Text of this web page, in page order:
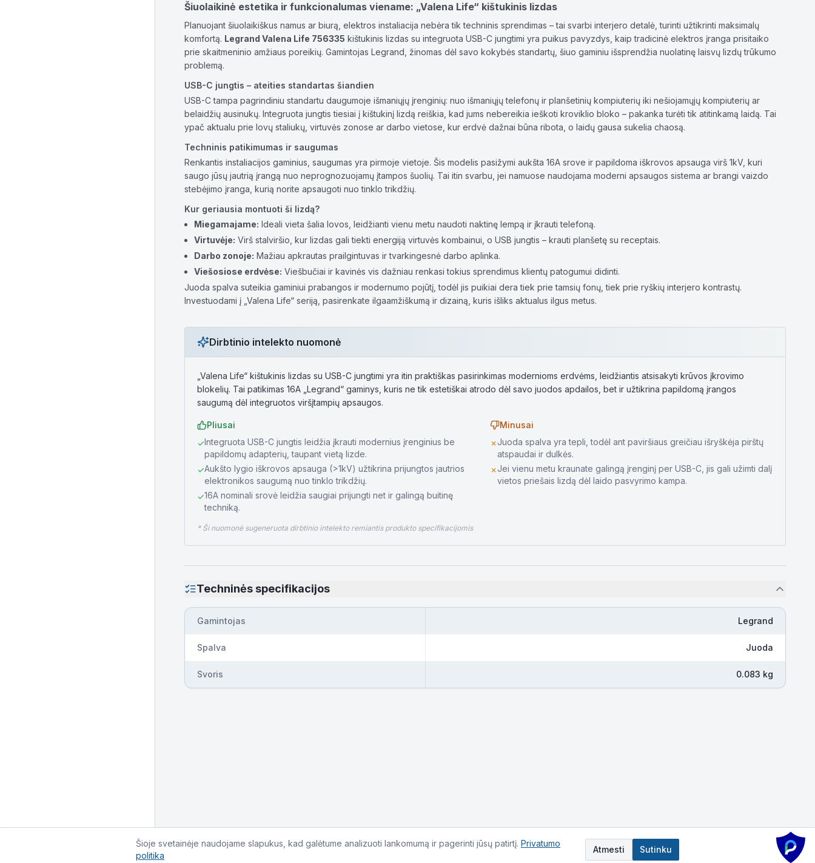
Šiuolaikinė estetika ir funkcionalumas viename: „Valena Life“ kištukinis lizdas
Planuojant šiuolaikiškus namus ar biurą, elektros instaliacija nebėra tik techninis sprendimas – tai svarbi interjero detalė, turinti užtikrinti maksimalų
komfortą. Legrand Valena Life 756335 kištukinis lizdas su integruota USB-C jungtimi yra puikus pavyzdys, kaip tradicinė elektros įranga prisitaiko
prie skaitmeninio amžiaus poreikių. Gamintojas Legrand, žinomas dėl savo kokybės standartų, šiuo gaminiu išsprendžia nuolatinę laisvų lizdų trūkumo
problemą.
USB-C jungtis – ateities standartas šiandien
USB-C tampa pagrindiniu standartu daugumoje išmaniųjų įrenginių: nuo išmaniųjų telefonų ir planšetinių kompiuterių iki nešiojamųjų kompiuterių ar
belaidžių ausinukų. Integruota jungtis tiesiai į kištukinį lizdą reiškia, kad jums nebereikia ieškoti kroviklio bloko – pakanka turėti tik atitinkamą laidą. Tai
ypač aktualu prie lovų staliukų, virtuvės zonose ar darbo vietose, kur erdvė dažnai būna ribota, o laidų gausa sukelia chaosą.
Techninis patikimumas ir saugumas
Renkantis instaliacijos gaminius, saugumas yra pirmoje vietoje. Šis modelis pasižymi aukšta 16A srove ir papildoma iškrovos apsauga virš 1kV, kuri
saugo jūsų jautrią įrangą nuo neprognozuojamų įtampos šuolių. Tai itin svarbu, jei namuose naudojama moderni apsaugos sistema ar brangi vaizdo
stebėjimo įranga, kurią norite apsaugoti nuo tinklo trikdžių.
Kur geriausia montuoti ši lizdą?
Miegamajame: Ideali vieta šalia lovos, leidžianti vienu metu naudoti naktinę lempą ir įkrauti telefoną.
Virtuvėje: Virš stalviršio, kur lizdas gali tiekti energiją virtuvės kombainui, o USB jungtis – krauti planšetę su receptais.
Darbo zonoje: Mažiau apkrautas prailgintuvas ir tvarkingesnė darbo aplinka.
Viešosiose erdvėse: Viešbučiai ir kavinės vis dažniau renkasi tokius sprendimus klientų patogumui didinti.
Juoda spalva suteikia gaminiui prabangos ir modernumo pojūtį, todėl jis puikiai dera tiek prie tamsių fonų, tiek prie ryškių interjero kontrastų.
Investuodami į „Valena Life“ seriją, pasirenkate ilgaamžiškumą ir dizainą, kuris išliks aktualus ilgus metus.
Dirbtinio intelekto nuomonė
„Valena Life“ kištukinis lizdas su USB-C jungtimi yra itin praktiškas pasirinkimas modernioms erdvėms, leidžiantis atsisakyti krūvos įkrovimo
blokelių. Tai patikimas 16A „Legrand“ gaminys, kuris ne tik estetiškai atrodo dėl savo juodos apdailos, bet ir užtikrina papildomą įrangos
saugumą dėl integruotos viršįtampių apsaugos.
Pliusai
✓Integruota USB-C jungtis leidžia įkrauti modernius įrenginius be
papildomų adapterių, taupant vietą lizde.
✓Aukšto lygio iškrovos apsauga (>1kV) užtikrina prijungtos jautrios
elektronikos saugumą nuo tinklo trikdžių.
✓16A nominali srovė leidžia saugiai prijungti net ir galingą buitinę
techniką.
Minusai
✗Juoda spalva yra tepli, todėl ant paviršiaus greičiau išryškėja pirštų
atspaudai ir dulkės.
✗Jei vienu metu kraunate galingą įrenginį per USB-C, jis gali užimti dalį
vietos priešais lizdą dėl laido pasvyrimo kampa.
* Ši nuomonė sugeneruota dirbtinio intelekto remiantis produkto specifikacijomis
Techninės specifikacijos
Gamintojas Legrand
Spalva Juoda
Svoris 0.083 kg
Šioje svetainėje naudojame slapukus, kad galėtume analizuoti lankomumą ir pagerinti jūsų patirtį. Privatumo
politika
Atmesti Sutinku